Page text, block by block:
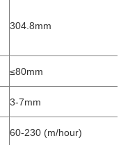
304.8mm
≤80mm
3-7mm
60-230 (m/hour)